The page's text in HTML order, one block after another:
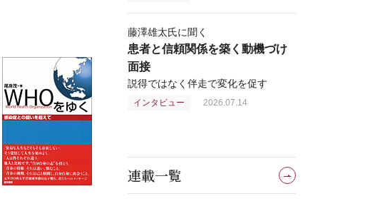
藤澤雄太氏に聞く
患者と信頼関係を築く動機づけ
面接
説得ではなく伴走で変化を促す
インタビュー 2026.07.14
連載一覧